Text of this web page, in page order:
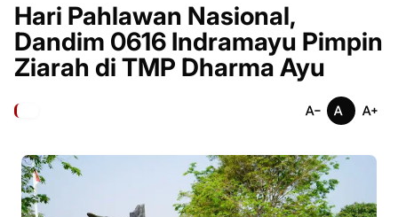
Hari Pahlawan Nasional,
Dandim 0616 Indramayu Pimpin
Ziarah di TMP Dharma Ayu